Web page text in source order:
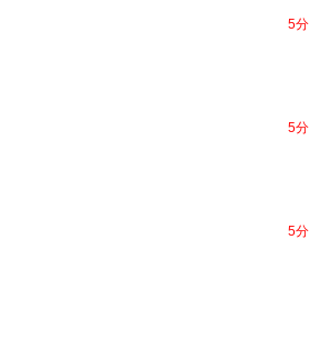
5分
5分
5分